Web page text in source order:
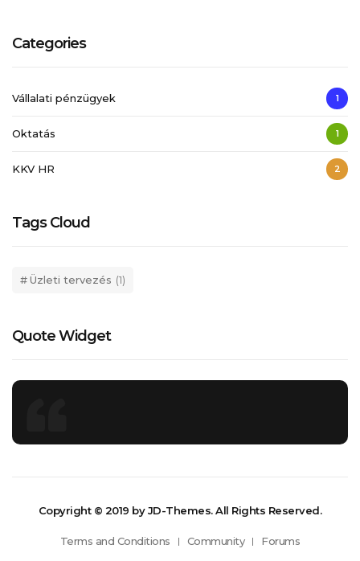
Categories
Vállalati pénzügyek 1
Oktatás 1
KKV HR 2
Tags Cloud
Üzleti tervezés (1)
Quote Widget
Copyright © 2019 by JD-Themes. All Rights Reserved.
Terms and Conditions Community Forums